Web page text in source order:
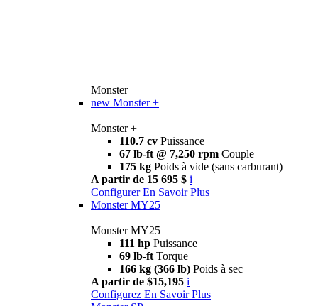
Monster
new Monster +
Monster +
110.7 cv Puissance
67 lb-ft @ 7,250 rpm Couple
175 kg Poids à vide (sans carburant)
A partir de 15 695 $ i
Configurer En Savoir Plus
Monster MY25
Monster MY25
111 hp Puissance
69 lb-ft Torque
166 kg (366 lb) Poids à sec
A partir de $15,195 i
Configurez En Savoir Plus